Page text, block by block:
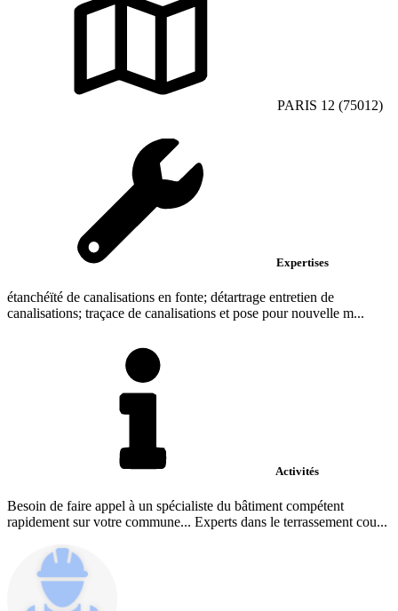
PARIS 12 (75012)
Expertises
étanchéïté de canalisations en fonte; détartrage entretien de
canalisations; traçace de canalisations et pose pour nouvelle m...
Activités
Besoin de faire appel à un spécialiste du bâtiment compétent
rapidement sur votre commune... Experts dans le terrassement cou...